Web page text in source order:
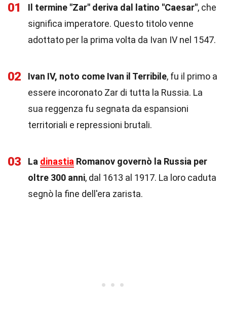
01 Il termine "Zar" deriva dal latino "Caesar", che
significa imperatore. Questo titolo venne
adottato per la prima volta da Ivan IV nel 1547.
02 Ivan IV, noto come Ivan il Terribile, fu il primo a
essere incoronato Zar di tutta la Russia. La
sua reggenza fu segnata da espansioni
territoriali e repressioni brutali.
03 La dinastia Romanov governò la Russia per
oltre 300 anni, dal 1613 al 1917. La loro caduta
segnò la fine dell'era zarista.